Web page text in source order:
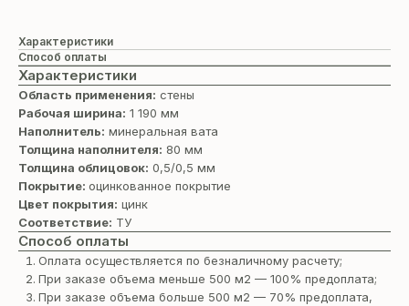
Характеристики
Способ оплаты
Характеристики
Область применения: стены
Рабочая ширина: 1 190 мм
Наполнитель: минеральная вата
Толщина наполнителя: 80 мм
Толщина облицовок: 0,5/0,5 мм
Покрытие: оцинкованное покрытие
Цвет покрытия: цинк
Соответствие: ТУ
Способ оплаты
Оплата осуществляется по безналичному расчету;
При заказе объема меньше 500 м2 — 100% предоплата;
При заказе объема больше 500 м2 — 70% предоплата,